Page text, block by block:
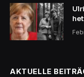
AKTUELLE